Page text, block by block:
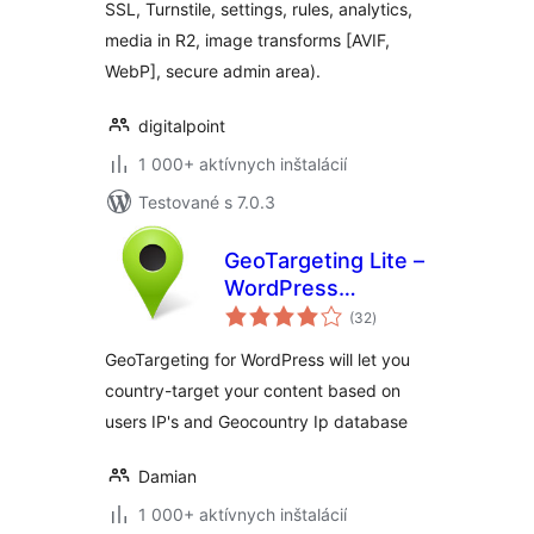
SSL, Turnstile, settings, rules, analytics,
media in R2, image transforms [AVIF,
WebP], secure admin area).
digitalpoint
1 000+ aktívnych inštalácií
Testované s 7.0.3
GeoTargeting Lite –
WordPress
Geolocation (32celkové
hodnotenie
)
GeoTargeting for WordPress will let you
country-target your content based on
users IP's and Geocountry Ip database
Damian
1 000+ aktívnych inštalácií